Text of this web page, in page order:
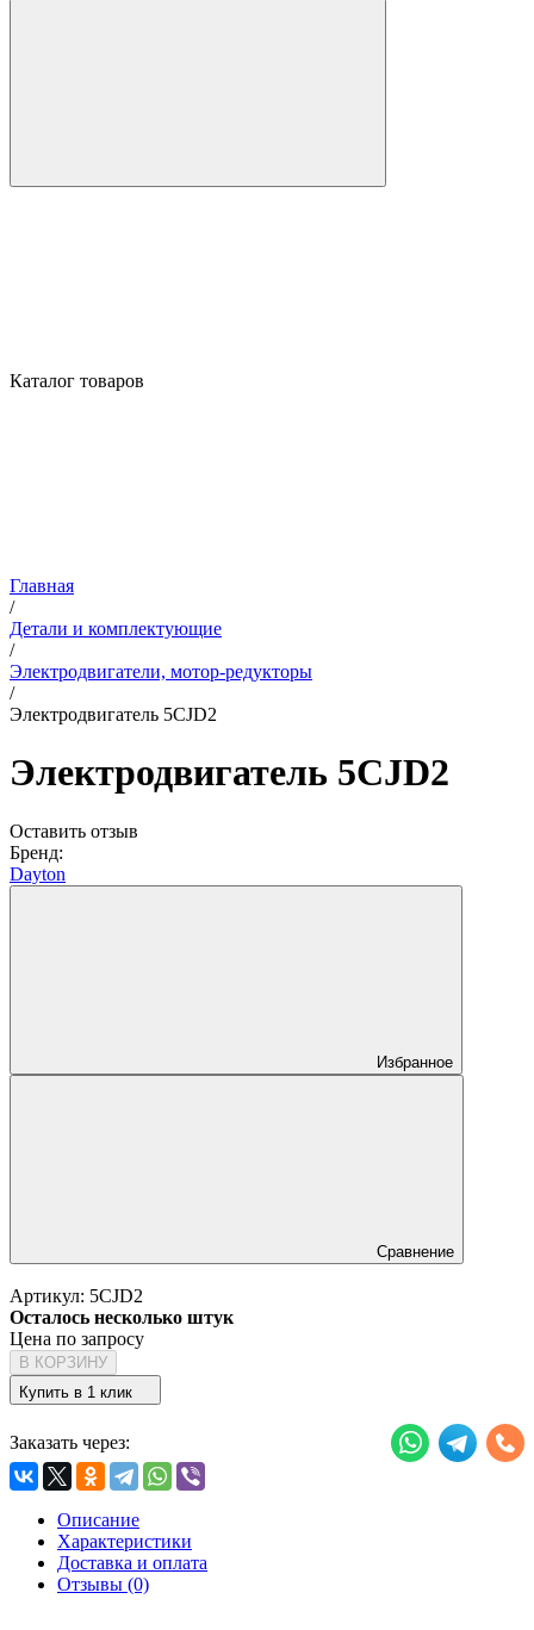
Каталог товаров
Главная
/
Детали и комплектующие
/
Электродвигатели, мотор-редукторы
/
Электродвигатель 5CJD2
Электродвигатель 5CJD2
Оставить отзыв
Бренд:
Dayton
Избранное
Сравнение
Артикул: 5CJD2
Осталось несколько штук
Цена по запросу
В КОРЗИНУ
Купить в 1 клик
Заказать через:
Описание
Характеристики
Доставка и оплата
Отзывы (0)